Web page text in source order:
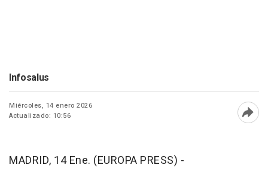
Infosalus
Miércoles, 14 enero 2026
Actualizado: 10:56
MADRID, 14 Ene. (EUROPA PRESS) -